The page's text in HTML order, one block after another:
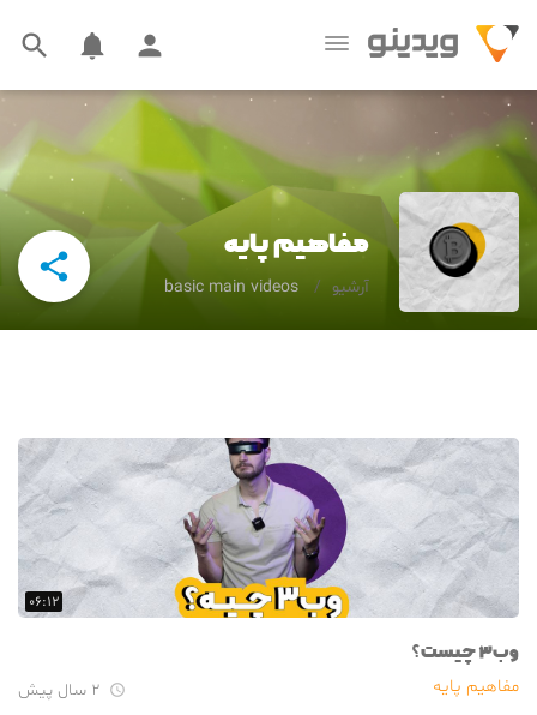
  
مفاهیم پایه
آرشیو basic main videos

۰۶:۱۲
وب۳ چیست؟
مفاهیم پایه ۲ سال پیش 